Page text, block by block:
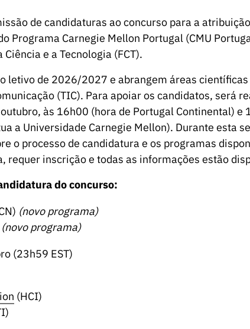
de candidaturas ao concurso para a
Programa Carnegie Mellon Portugal (CMU
e a Tecnologia (FCT).
letivo de 2026/2027 e abrangem áreas
(TIC). Para apoiar os candidatos, será
às 16h00 (hora de Portugal Continental) e
a Universidade Carnegie Mellon). Durante esta
o processo de candidatura e os programas
requer inscrição e todas as informações estão
do concurso:
(novo programa)
(novo programa)
(23h59 EST)
(HCI)